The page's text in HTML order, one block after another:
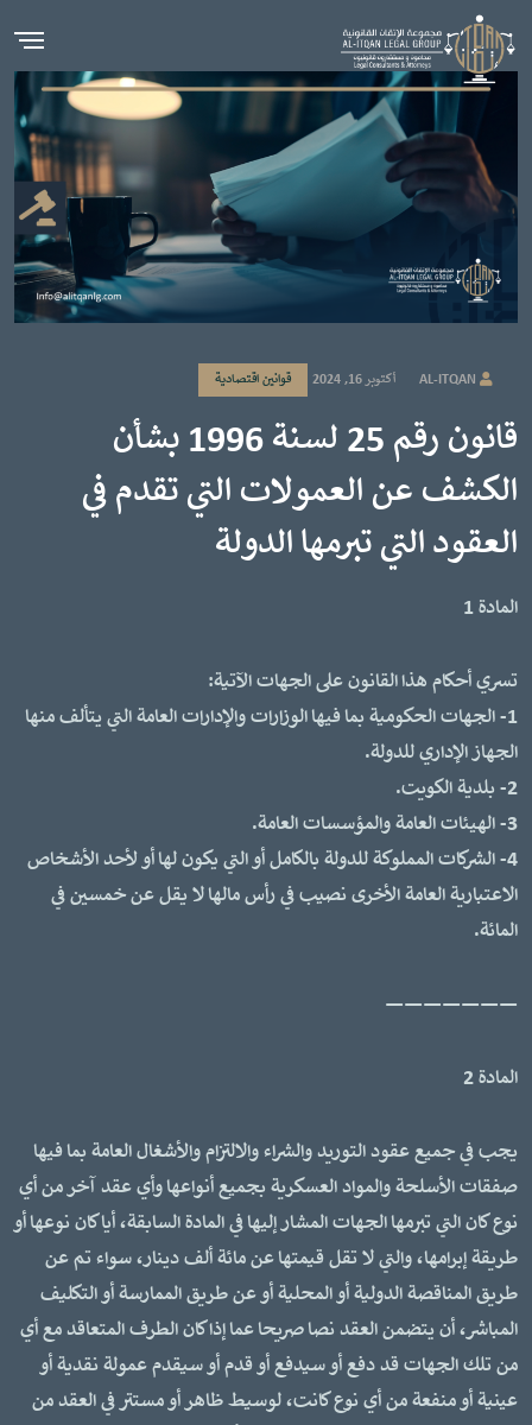
أكتوبر 16, 2024 قوانين اقتصادية
قانون رقم 25 لسنة 1996 بشأن
الكشف عن العمولات التي تقدم في
العقود التي تبرمها الدولة
المادة 1
تسري أحكام هذا القانون على الجهات الآتية:
1- الجهات الحكومية بما فيها الوزارات والإدارات العامة التي يتألف منها
الجهاز الإداري للدولة.
2- بلدية الكويت.
3- الهيئات العامة والمؤسسات العامة.
4- الشركات المملوكة للدولة بالكامل أو التي يكون لها أو لأحد الأشخاص
الاعتبارية العامة الأخرى نصيب في رأس مالها لا يقل عن خمسين في
المائة.
———————
المادة 2
يجب في جميع عقود التوريد والشراء والالتزام والأشغال العامة بما فيها
صفقات الأسلحة والمواد العسكرية بجميع أنواعها وأي عقد آخر من أي
نوع كان التي تبرمها الجهات المشار إليها في المادة السابقة، أيا كان نوعها أو
طريقة إبرامها، والتي لا تقل قيمتها عن مائة ألف دينار، سواء تم عن
طريق المناقصة الدولية أو المحلية أو عن طريق الممارسة أو التكليف
المباشر، أن يتضمن العقد نصا صريحا عما إذا كان الطرف المتعاقد مع أي
من تلك الجهات قد دفع أو سيدفع أو قدم أو سيقدم عمولة نقدية أو
عينية أو منفعة من أي نوع كانت، لوسيط ظاهر أو مستتر في العقد من